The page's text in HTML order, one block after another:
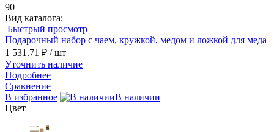
90
Вид каталога:
Быстрый просмотр
Подарочный набор с чаем, кружкой, медом и ложкой для меда
1 531.71 ₽ / шт
Уточнить наличие
Подробнее
Сравнение
В избранное
В наличии
Цвет